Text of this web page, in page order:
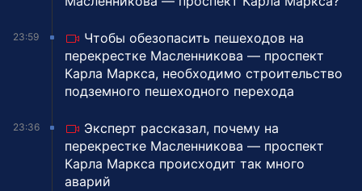
23:59
Чтобы обезопасить пешеходов на
перекрестке Масленникова — проспект
Карла Маркса, необходимо строительство
подземного пешеходного перехода
23:36
Эксперт рассказал, почему на
перекрестке Масленникова — проспект
Карла Маркса происходит так много
аварий